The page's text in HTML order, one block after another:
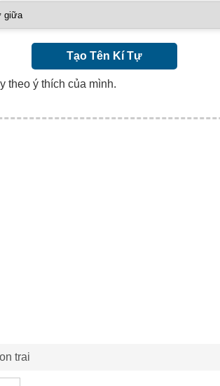
Tạo Tên Kí Tự
theo ý thích của mình.
trai